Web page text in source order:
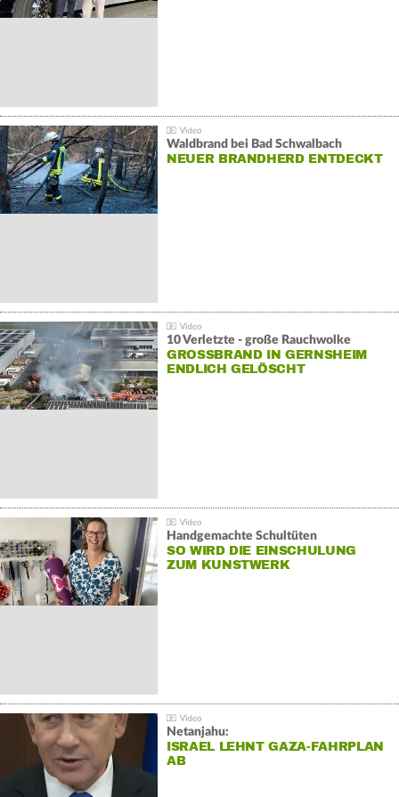
Waldbrand bei Bad Schwalbach
NEUER BRANDHERD ENTDECKT
10 Verletzte - große Rauchwolke
GROSSBRAND IN GERNSHEIM E
NDLICH GELÖSCHT
Handgemachte Schultüten
SO WIRD DIE EINSCHULUNG
ZUM KUNSTWERK
Netanjahu:
ISRAEL LEHNT GAZA-FAHRPLAN
AB